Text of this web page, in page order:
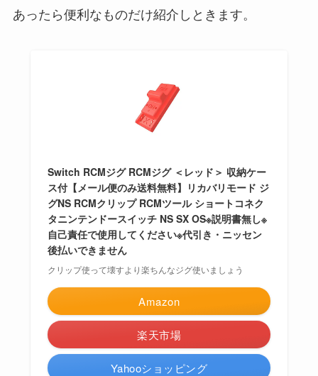
あったら便利なものだけ紹介しときます。
Switch RCMジグ RCMジグ ＜レッド＞ 収納ケー
ス付【メール便のみ送料無料】リカバリモード ジ
グNS RCMクリップ RCMツール ショートコネク
タニンテンドースイッチ NS SX OS※説明書無し※
自己責任で使用してください※代引き・ニッセン
後払いできません
クリップ使って壊すより楽ちんなジグ使いましょう
Amazon
楽天市場
Yahooショッピング